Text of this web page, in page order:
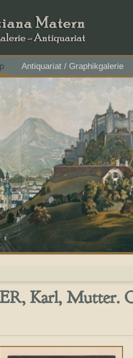
Antiquariat / Graphikgalerie
3501 5000 2611 3027, BIC
Karl, Mutter.